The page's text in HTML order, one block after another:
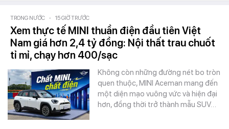
TRONG NƯỚC - 15 GIỜ TRƯỚC
Xem thực tế MINI thuần điện đầu tiên Việt
Nam giá hơn 2,4 tỷ đồng: Nội thất trau chuốt
tỉ mỉ, chạy hơn 400/sạc
Không còn những đường nét bo tròn
quen thuộc, MINI Aceman mang đến
một diện mạo vuông vức và hiện đại
hơn, đồng thời trở thành mẫu SUV…